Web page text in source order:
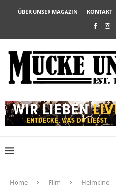
ÜBER UNSER MAGAZIN KONTAKT
Home Film Heimkino